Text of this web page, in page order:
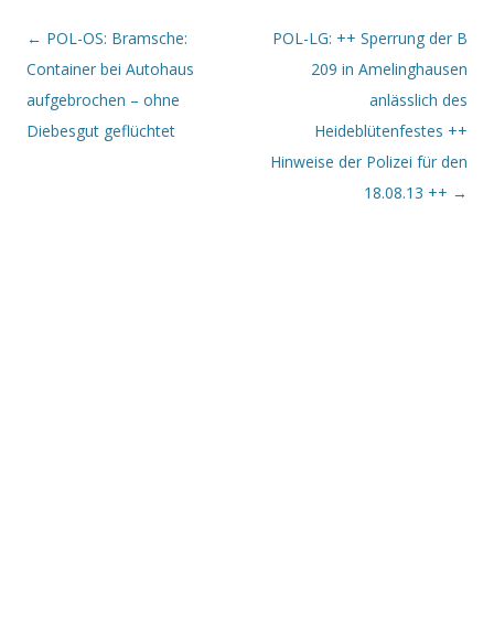
Beitrags-Navigation
← POL-OS: Bramsche:
Container bei Autohaus
aufgebrochen – ohne
Diebesgut geflüchtet
POL-LG: ++ Sperrung der B
209 in Amelinghausen
anlässlich des
Heideblütenfestes ++
Hinweise der Polizei für den
18.08.13 ++ →